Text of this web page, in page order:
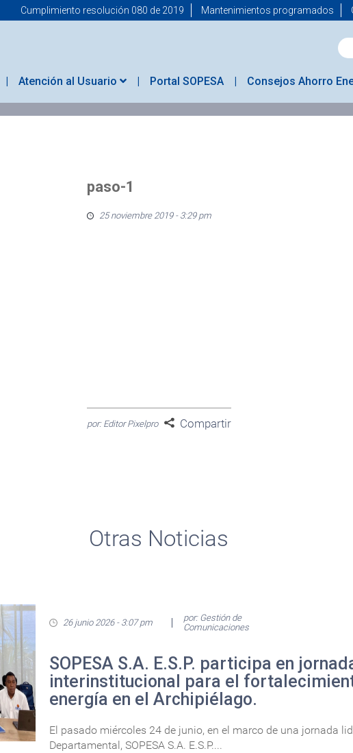
Cumplimiento resolución 080 de 2019 Mantenimientos programados
Atención al Usuario Portal SOPESA Consejos Ahorro
paso-1
25 noviembre 2019 - 3:29 pm
por: Editor Pixelpro Compartir
Otras Noticias
26 junio 2026 - 3:07 pm
por: Gestión de
Comunicaciones
SOPESA S.A. E.S.P. participa en
interinstitucional para el
energía en el Archipiélago.
El pasado miércoles 24 de junio, en el marco de una jornada
Departamental, SOPESA S.A. E.S.P....